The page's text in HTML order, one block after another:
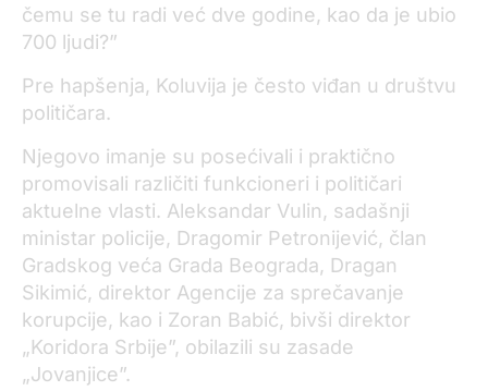
čemu se tu radi već dve godine, kao da je ubio
700 ljudi?”
Pre hapšenja, Koluvija je često viđan u društvu
političara.
Njegovo imanje su posećivali i praktično
promovisali različiti funkcioneri i političari
aktuelne vlasti. Aleksandar Vulin, sadašnji
ministar policije, Dragomir Petronijević, član
Gradskog veća Grada Beograda, Dragan
Sikimić, direktor Agencije za sprečavanje
korupcije, kao i Zoran Babić, bivši direktor
„Koridora Srbije”, obilazili su zasade
„Jovanjice”.